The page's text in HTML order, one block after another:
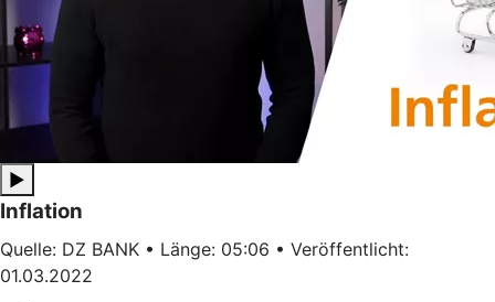
▶
Inflation
Quelle: DZ BANK • Länge: 05:06 • Veröffentlicht:
01.03.2022